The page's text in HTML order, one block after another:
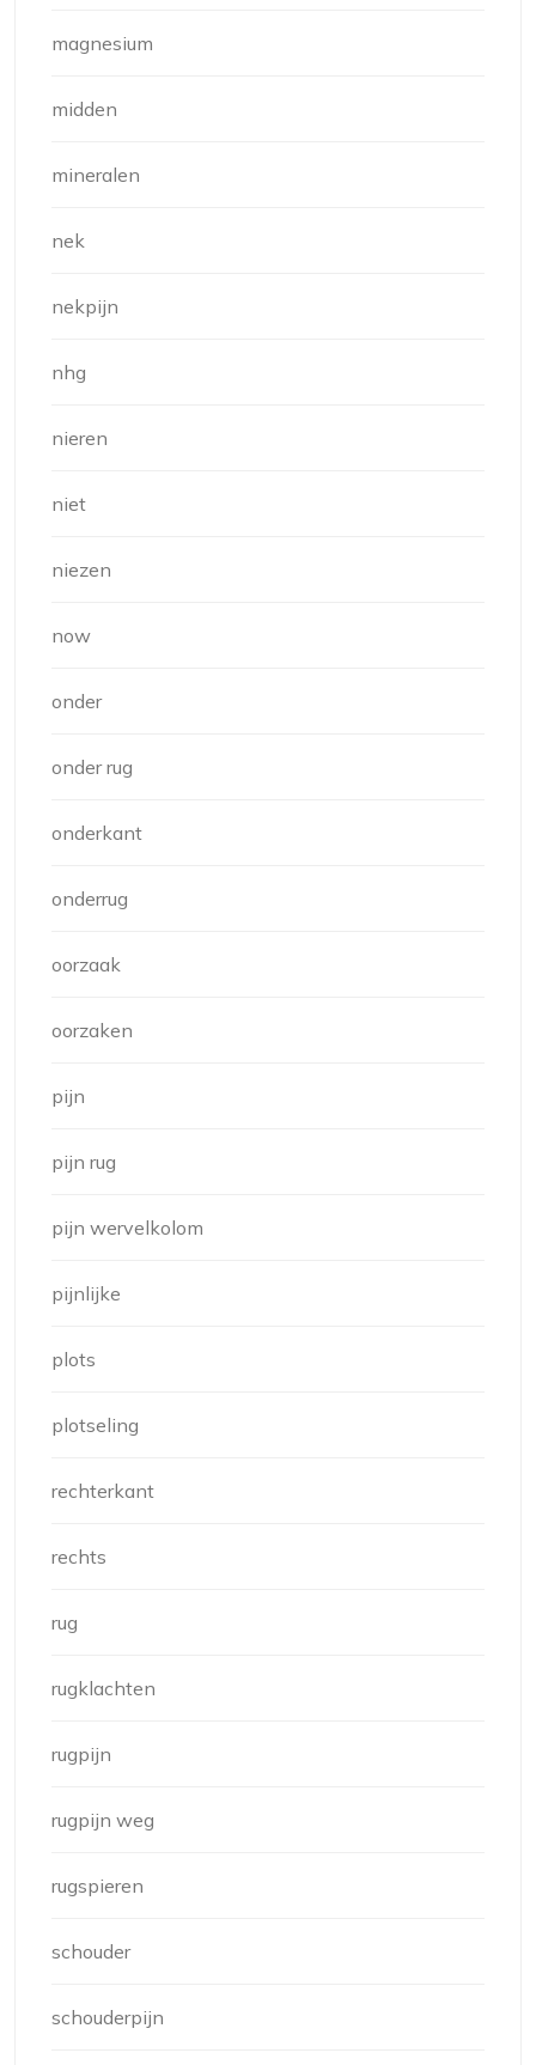
magnesium
midden
mineralen
nek
nekpijn
nhg
nieren
niet
niezen
now
onder
onder rug
onderkant
onderrug
oorzaak
oorzaken
pijn
pijn rug
pijn wervelkolom
pijnlijke
plots
plotseling
rechterkant
rechts
rug
rugklachten
rugpijn
rugpijn weg
rugspieren
schouder
schouderpijn